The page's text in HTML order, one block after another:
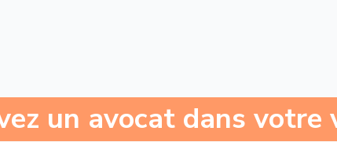
un avocat dans votre